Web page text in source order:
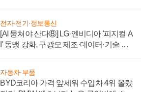
전자·전기·정보통신
[AI 뭉쳐야 산다⑧] LG·엔비디아 '피지컬 A
I' 동맹 강화, 구광모 제조·데이터·기술 결
자동차·부품
BYD코리아 가격 앞세워 수입차 4위 올랐